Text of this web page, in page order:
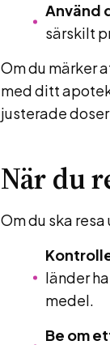
Använd
särskilt
Om du märker
med ditt
justerade
När du
Om du ska
länder
medel.
Be om